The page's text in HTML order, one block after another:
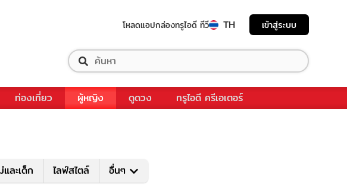
โหลดแอปกล่องทรูไอดี ทีวี TH เข้าสู่ระบบ
ท่องเที่ยว ผู้หญิง ดูดวง ทรูไอดี ครีเอเตอร์
และเด็ก ไลฟ์สไตล์ อื่นๆ